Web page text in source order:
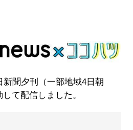
新聞夕刊（一部地域4日朝
て配信しました。